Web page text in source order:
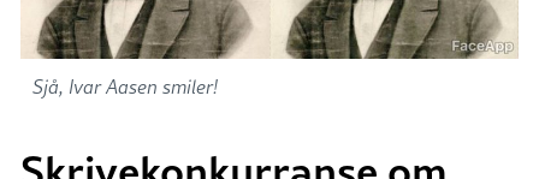
Sjå, Ivar Aasen smiler!